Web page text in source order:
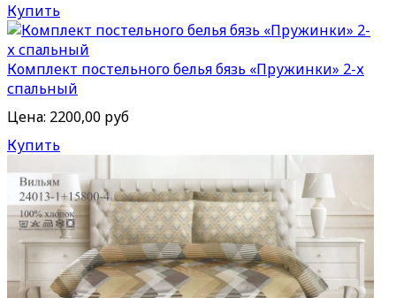
Купить
Комплект постельного белья бязь «Пружинки» 2-х
спальный
Цена: 2200,00 руб
Купить